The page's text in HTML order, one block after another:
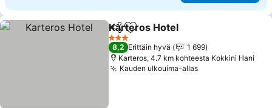
Jaa Lisää suosikkeihin
Karteros Hotel
3 Tähtiluokitus
8,2 Erittäin hyvä
1 699
Karteros, 4.7 km kohteesta Kokkini Hani
Kauden ulkouima-allasKatso hinnat